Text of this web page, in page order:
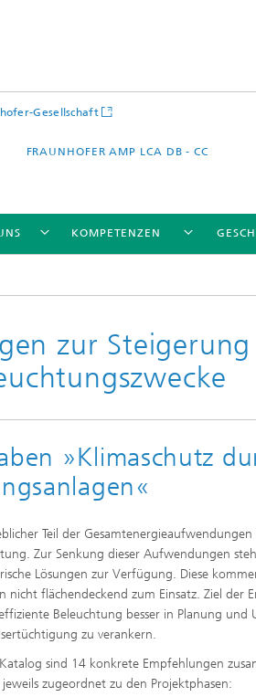
Gesellschaft
FRAUNHOFER AMP LCA DB - CC
KOMPETENZEN
– Quartier – Stadt
und Demonstration
und passive
und Schadensfälle im
und Mikrobiologie
und
zur
»Klimaschutz
Teil der
Zur Senkung dieser Aufwendungen
Lösungen zur Verfügung. Diese
nicht flächendeckend zum Einsatz. Ziel der
Beleuchtung besser in Planung
zu verankern.
sind 14 konkrete Empfehlungen
zugeordnet zu den Projektphasen: